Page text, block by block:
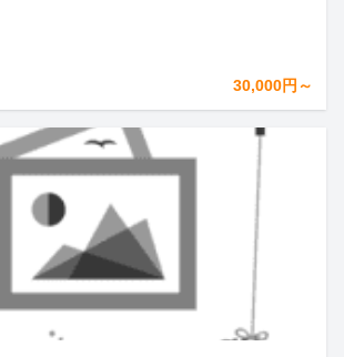
30,000円～